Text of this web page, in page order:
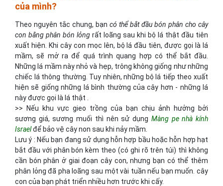
của mình?
Theo nguyên tắc chung, bạn có thể bắt đầu bón phân cho cây
con bằng phân bón lỏng rất loãng sau khi bộ lá thật đầu tiên
xuất hiện. Khi cây con mọc lên, bộ lá đầu tiên, được gọi là lá
mầm, sẽ mở ra để quá trình quang hợp có thể bắt đầu.
Những lá mầm này nhỏ và hẹp, trông không giống như những
chiếc lá thông thường. Tuy nhiên, những bộ lá tiếp theo xuất
hiện sẽ giống những lá bình thường của cây hơn - những lá
này được gọi là lá thật .
>> Nếu khu vực gieo trồng của bạn chịu ảnh hưởng bởi
sương giá, sương muối thì nên sử dụng Màng pe nhà kính
Israelđể bảo vệ cây non sau khi nảy mầm.
Lưu ý : Nếu bạn đang sử dụng hỗn hợp bầu hoặc hỗn hợp hạt
bắt đầu với phân bón kèm theo (có ghi rõ trên túi) thì không
cần bón phân ở giai đoạn cây con, nhưng bạn có thể thêm
phân lỏng đã pha loãng sau một vài tuần nếu bạn muốn. cây
con của bạn phát triển nhiều hơn trước khi cấy.